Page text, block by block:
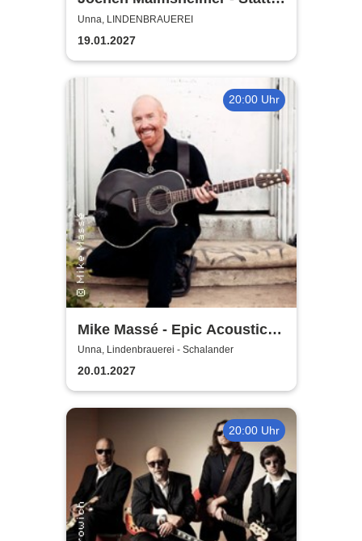
wesentlich die Welt bewegt,
hab ich wohl nur das Meer
gepflügt
Unna, LINDENBRAUEREI
19.01.2027
20:00 Uhr
Mike Massé - Epic Acoustic
Classic Rock in Concert
Unna, Lindenbrauerei - Schalander
20.01.2027
20:00 Uhr